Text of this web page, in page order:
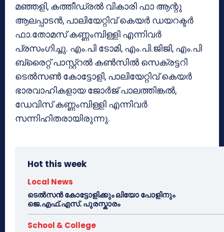
മഞ്ഞളി, കത്തീഡ്രല്‍ വികാരി ഫാ ആന്റു
ആലപ്പാടന്‍, പാലിയേറ്റിവ് കെയര്‍ ഡയറക്ടര്‍
ഫാ.തോമസ് കണ്ണംമ്പിള്ളി എന്നിവര്‍
പ്രസംഗിച്ചു. എം.പി ടോമി, എം.പി.ജിജി, എം.പി
ബ്രൈറ്റ് പാസ്റ്റ്‌റല്‍ കണ്‍സില്‍ സെക്രട്ടറി
ടെല്‍സണ്‍ കോട്ടോളി, പാലിയേറ്റിവ് കെയര്‍
ഭാരവാഹികളായ ജോര്‍ജ് പാലത്തിങ്കല്‍,
ഡേവിസ് കണ്ണംമ്പിള്ളി എന്നിവര്‍
സന്നിഹിതരായിരുന്നു.
Hot this week
Local News
ടെൽസൻ കോട്ടോളിക്കും ലിയോ പോളിനും
ജെ.എഫ്.എസ്. പുരസ്കാരം
School & College